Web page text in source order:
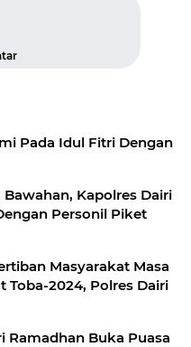
Pada Idul Fitri Dengan
Kapolres Dairi
Personil Piket
Masyarakat Masa
Toba-2024, Polres Dairi
Ramadhan Buka Puasa